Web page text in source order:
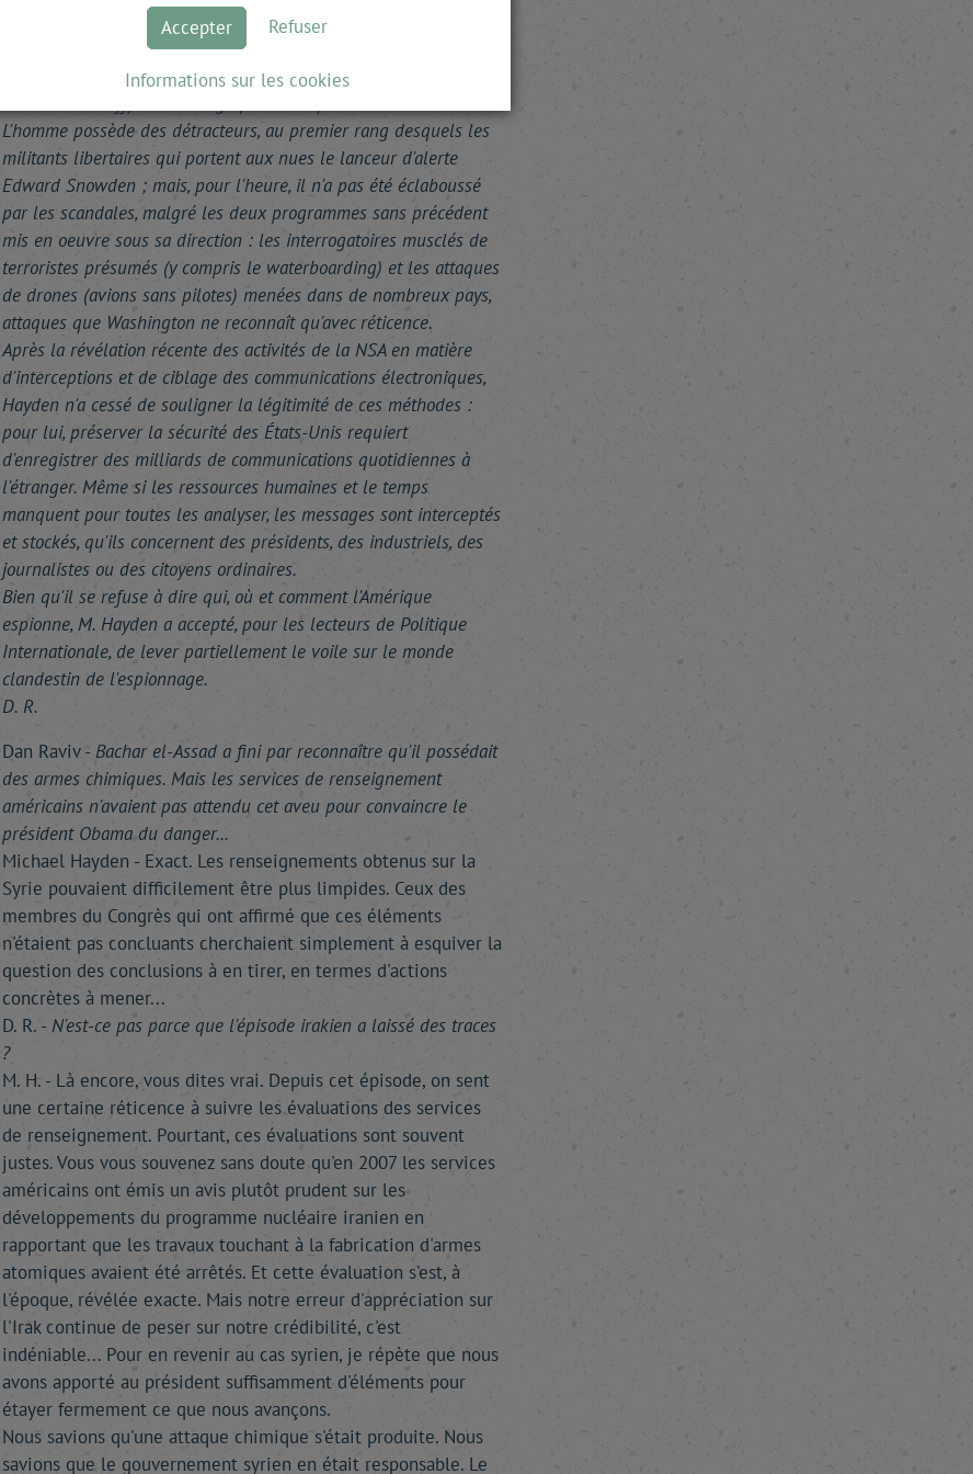
frontières des États-Unis.
Le général Hayden conseille aujourd'hui les clients du Chertoff
Group (fondé par l'ancien secrétaire à la Sécurité intérieure
L'homme possède des détracteurs, au premier rang desquels les
militants libertaires qui portent aux nues le lanceur d'alerte
Edward Snowden ; mais, pour l'heure, il n'a pas été éclaboussé
par les scandales, malgré les deux programmes sans précédent
mis en oeuvre sous sa direction : les interrogatoires musclés de
terroristes présumés (y compris le waterboarding) et les attaques
de drones (avions sans pilotes) menées dans de nombreux pays,
attaques que Washington ne reconnaît qu'avec réticence.
Après la révélation récente des activités de la NSA en matière
d'interceptions et de ciblage des communications électroniques,
Hayden n'a cessé de souligner la légitimité de ces méthodes :
pour lui, préserver la sécurité des États-Unis requiert
d'enregistrer des milliards de communications quotidiennes à
l'étranger. Même si les ressources humaines et le temps
manquent pour toutes les analyser, les messages sont interceptés
et stockés, qu'ils concernent des présidents, des industriels, des
journalistes ou des citoyens ordinaires.
Bien qu'il se refuse à dire qui, où et comment l'Amérique
espionne, M. Hayden a accepté, pour les lecteurs de Politique
Internationale, de lever partiellement le voile sur le monde
clandestin de l'espionnage.
D. R.
Dan Raviv - Bachar el-Assad a fini par reconnaître qu'il possédait
des armes chimiques. Mais les services de renseignement
américains n'avaient pas attendu cet aveu pour convaincre le
président Obama du danger...
Michael Hayden - Exact. Les renseignements obtenus sur la
Syrie pouvaient difficilement être plus limpides. Ceux des
membres du Congrès qui ont affirmé que ces éléments
n'étaient pas concluants cherchaient simplement à esquiver la
question des conclusions à en tirer, en termes d'actions
concrètes à mener...
D. R. - N'est-ce pas parce que l'épisode irakien a laissé des traces
?
M. H. - Là encore, vous dites vrai. Depuis cet épisode, on sent
une certaine réticence à suivre les évaluations des services
de renseignement. Pourtant, ces évaluations sont souvent
justes. Vous vous souvenez sans doute qu'en 2007 les services
américains ont émis un avis plutôt prudent sur les
développements du programme nucléaire iranien en
rapportant que les travaux touchant à la fabrication d'armes
atomiques avaient été arrêtés. Et cette évaluation s'est, à
l'époque, révélée exacte. Mais notre erreur d'appréciation sur
l'Irak continue de peser sur notre crédibilité, c'est
indéniable... Pour en revenir au cas syrien, je répète que nous
avons apporté au président suffisamment d'éléments pour
étayer fermement ce que nous avançons.
Nous savions qu'une attaque chimique s'était produite. Nous
savions que le gouvernement syrien en était responsable. Le
Accepter Refuser
Informations sur les cookies